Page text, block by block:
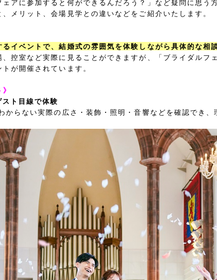
アに参加すると何ができるんだろう？」など疑問に思う
メリット、会場見学との違いなどをご紹介いたします。
イベントで、結婚式の雰囲気を体験しながら具体的な相
控室など実際に見ることができますが、「ブライダルフ
が開催されています。
ト目線で体験
からない実際の広さ・装飾・照明・音響などを確認でき